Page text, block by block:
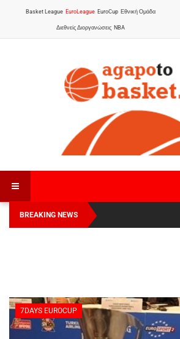
Basket League EuroLeague EuroCup Εθνική Ομάδα
Διεθνείς Διοργανώσεις NBA
BREAKING NEWS
Οι Πάνθηρες Καβάλας
League 1
7DAYS EUROCUP